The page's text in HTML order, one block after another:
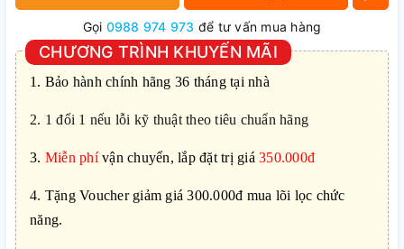
Gọi 0988 974 973 để tư vấn mua hàng
CHƯƠNG TRÌNH KHUYẾN MÃI
1. Bảo hành chính hãng 36 tháng tại nhà
2. 1 đổi 1 nếu lỗi kỹ thuật theo tiêu chuẩn hãng
3. Miễn phívận chuyển, lắp đặt trị giá 350.000đ
4. Tặng Voucher giảm giá 300.000đ mua lõi lọc chức
năng.